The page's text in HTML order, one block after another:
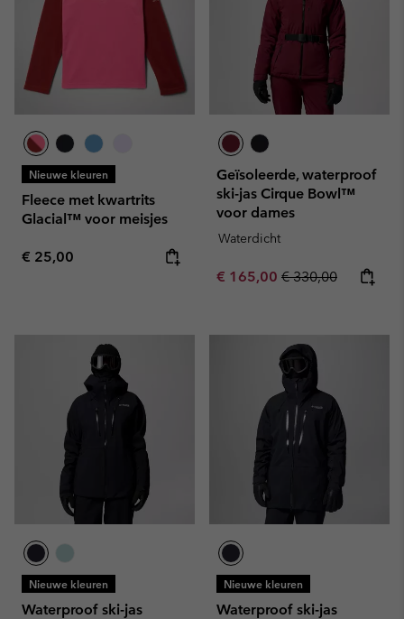
Nieuwe kleuren
Fleece met kwartrits
Glacial™ voor meisjes
Regular price:
€ 25,00
Geïsoleerde, waterproof
ski-jas Cirque Bowl™
voor dames
Waterdicht
Sale price:
€ 165,00 Regular price:
€ 330,00
Nieuwe kleuren
Waterproof ski-jas
Nieuwe kleuren
Waterproof ski-jas